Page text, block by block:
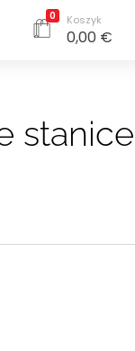
0 Koszyk
0,00 €